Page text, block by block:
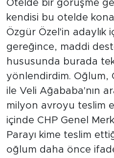
Otelde bir görüşme
kendisi bu otelde
Özgür Özel'in adaylık
gereğince, maddi
hususunda burada
yönlendirdim. Oğlum,
ile Veli Ağababa'nın
milyon avroyu teslim
içinde CHP Genel
Parayı kime teslim
oğlum daha önce